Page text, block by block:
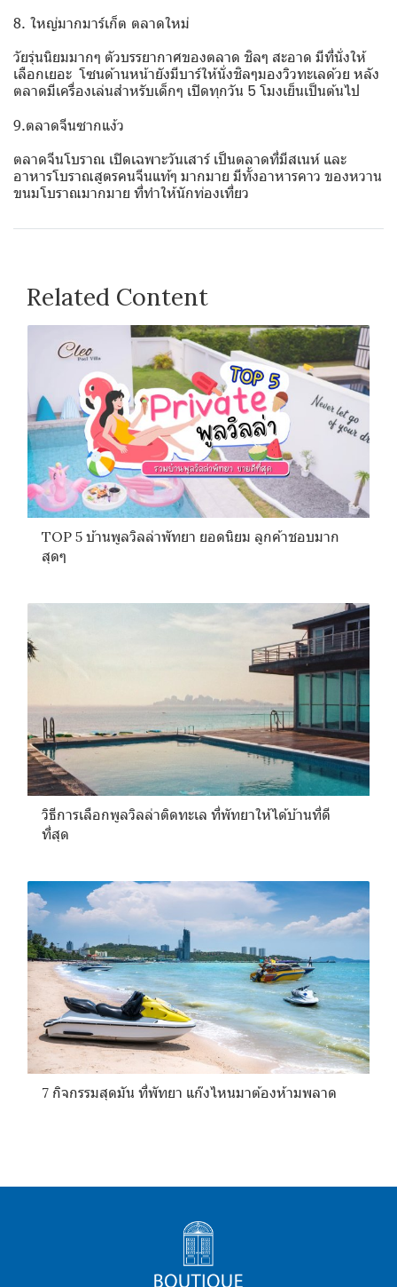
8. ใหญ่มากมาร์เก็ต ตลาดใหม่
วัยรุ่นนิยมมากๆ ตัวบรรยากาศของตลาด ชิลๆ สะอาด มีที่นั่งให้
เลือกเยอะ โซนด้านหน้ายังมีบาร์ให้นั่งชิลๆมองวิวทะเลด้วย หลัง
ตลาดมีเครื่องเล่นสำหรับเด็กๆ เปิดทุกวัน 5 โมงเย็นเป็นต้นไป
9.ตลาดจีนซากแง้ว
ตลาดจีนโบราณ เปิดเฉพาะวันเสาร์ เป็นตลาดที่มีสเนห์ และ
อาหารโบราณสูตรคนจีนแท้ๆ มากมาย มีทั้งอาหารคาว ของหวาน
ขนมโบราณมากมาย ที่ทำให้นักท่องเที่ยว
Related Content
TOP 5 บ้านพูลวิลล่าพัทยา ยอดนิยม ลูกค้าชอบมาก
สุดๆ
วิธีการเลือกพูลวิลล่าติดทะเล ที่พัทยาให้ได้บ้านที่ดี
ที่สุด
7 กิจกรรมสุดมัน ที่พัทยา แก๊งไหนมาต้องห้ามพลาด